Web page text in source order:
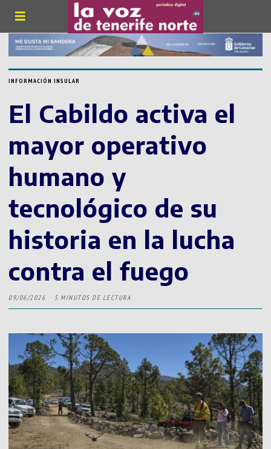
INFORMACIÓN INSULAR
El Cabildo activa el
mayor operativo
humano y
tecnológico de su
historia en la lucha
contra el fuego
09/06/2026 5 MINUTOS DE LECTURA